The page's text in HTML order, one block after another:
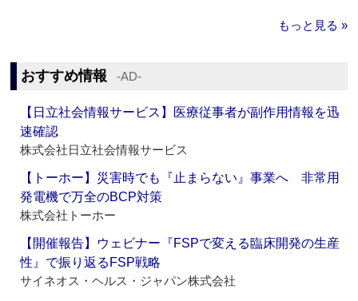
もっと見る »
おすすめ情報 ‐AD‐
【日立社会情報サービス】医療従事者が副作用情報を迅
速確認
株式会社日立社会情報サービス
【トーホー】災害時でも『止まらない』事業へ 非常用
発電機で万全のBCP対策
株式会社トーホー
【開催報告】ウェビナー『FSPで変える臨床開発の生産
性』で振り返るFSP戦略
サイネオス・ヘルス・ジャパン株式会社